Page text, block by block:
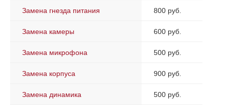
Замена гнезда питания 800 руб.
Замена камеры 600 руб.
Замена микрофона 500 руб.
Замена корпуса 900 руб.
Замена динамика 500 руб.